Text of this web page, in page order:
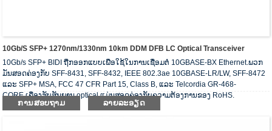
10Gb/s SFP+ 1270nm/1330nm 10km DDM DFB LC Optical Transceiver
10Gb/s SFP+ BIDI ຖືກອອກແບບເພື່ອໃຊ້ໃນການເຊື່ອມຕໍ່ 10GBASE-BX Ethernet.ພວກ
ມັນສອດຄ່ອງກັບ SFF-8431, SFF-8432, IEEE 802.3ae 10GBASE-LR/LW, SFF-8472
ແລະ SFP+ MSA, FCC 47 CFR Part 15, Class B, ແລະ Telcordia GR-468-
CORE.ເຄື່ອງຮັບສັນຍານ optical ແມ່ນສອດຄ່ອງກັບຄວາມຕ້ອງການຂອງ RoHS.
ການສອບຖາມ ລາຍລະອຽດ